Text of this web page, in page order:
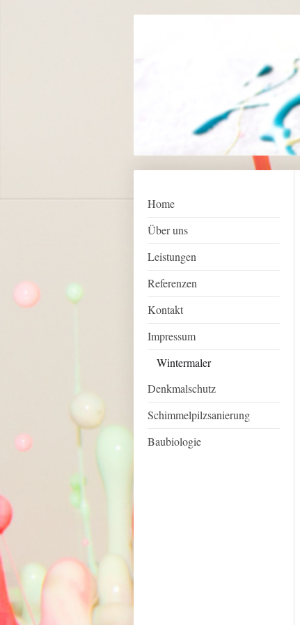
Home
Über uns
Leistungen
Referenzen
Kontakt
Impressum
Wintermaler
Denkmalschutz
Schimmelpilzsanierung
Baubiologie